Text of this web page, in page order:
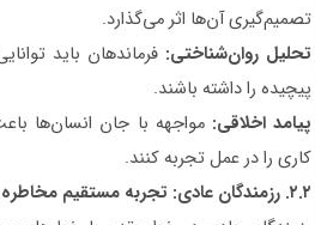
تصمیم‌گیری آن‌ها اثر می‌گذارد.
تحلیل روان‌شناختی: فرماندهان باید
پیچیده را داشته باشند.
پیامد اخلاقی: مواجهه با جان انسان‌ها
کاری را در عمل تجربه کنند.
۲.۲. رزمندگان عادی: تجربه مستقیم